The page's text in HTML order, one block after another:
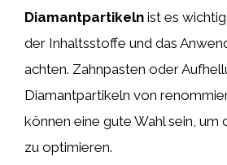
Diamantpartikeln ist es
der Inhaltsstoffe und das
achten. Zahnpasten oder
Diamantpartikeln von
können eine gute Wahl sein, um
zu optimieren.